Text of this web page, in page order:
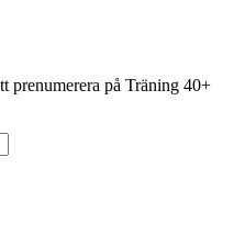
prenumerera på Träning 40+